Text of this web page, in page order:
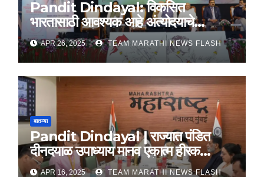
Pandit Dindayal: विकसित
भारतासाठी आवश्यक आहे अंत्योदयाचे
तत्वज्ञान – राज्यपाल सी. पी. राधाकृष्णन
APR 26, 2025 TEAM MARATHI NEWS FLASH
बातम्या
Pandit Dindayal | राज्यात पंडित
दीनदयाळ उपाध्याय मानव एकात्म हीरक
महोत्सव, 22-25 दरम्यान होणार साजरा
APR 16, 2025 TEAM MARATHI NEWS FLASH